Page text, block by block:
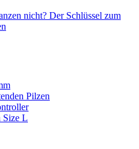
nicht? Der Schlüssel zum
Pilzen
Size L